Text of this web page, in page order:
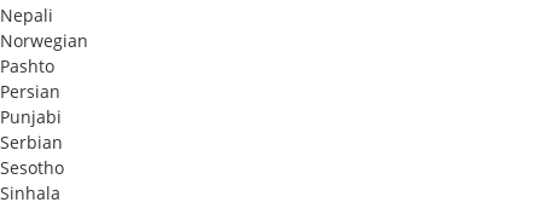
Nepali
Norwegian
Pashto
Persian
Punjabi
Serbian
Sesotho
Sinhala